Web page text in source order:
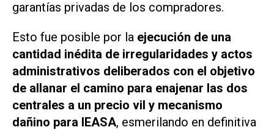
garantías privadas de los compradores.
Esto fue posible por la ejecución de una
cantidad inédita de irregularidades y actos
administrativos deliberados con el objetivo
de allanar el camino para enajenar las dos
centrales a un precio vil y mecanismo
dañino para IEASA, esmerilando en definitiva